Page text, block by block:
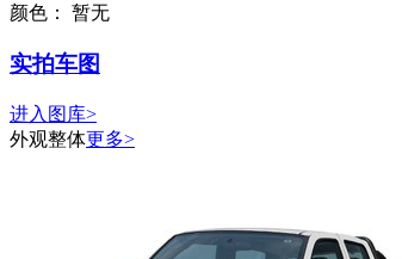
颜色： 暂无
实拍车图
进入图库>
外观整体更多>